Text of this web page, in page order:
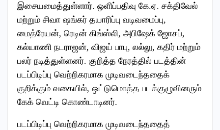
இசையமைத்துள்ளார். ஒளிப்பதிவு கே.ஏ. சக்திவேல்
மற்றும் சிவா ஷங்கர் தயாரிப்பு வடிவமைப்பு,
மைத்ரேயன், ரெடின் கிங்ஸ்லி, அபிஷேக் ஜோசப்,
கல்யாணி நடராஜன், விஜய் பாபு, லல்லு, கதிர் மற்றும்
பலர் நடித்துள்ளனர். குறித்த நேரத்தில் படத்தின்
படப்பிடிப்பு வெற்றிகரமாக முடிவடைந்ததைக்
குறிக்கும் வகையில், ஒட்டுமொத்த படக்குழுவினரும்
கேக் வெட்டி கொண்டாடினர்.
படப்பிடிப்பு வெற்றிகரமாக முடிவடைந்ததைத்